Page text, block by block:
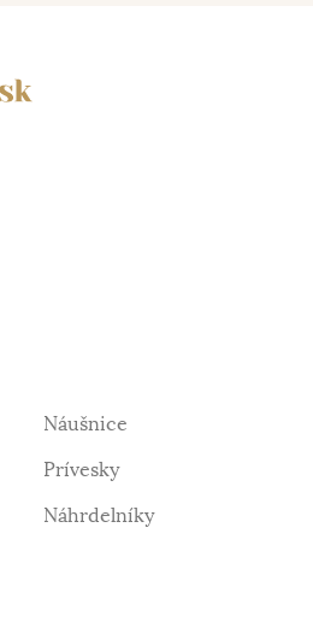
Náušnice
Prívesky
Náhrdelníky